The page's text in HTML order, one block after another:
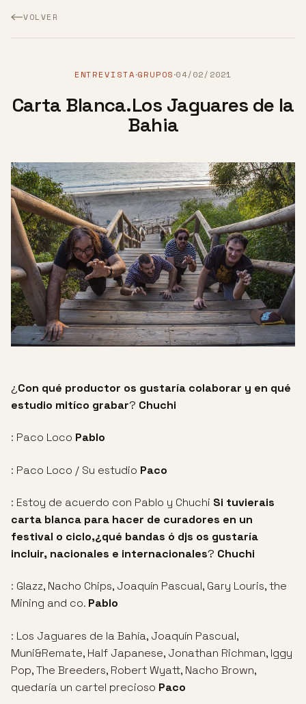
VOLVER
ENTREVISTA·GRUPOS·04/02/2021
Carta Blanca.Los Jaguares de la
Bahia
¿Con qué productor os gustaría colaborar y en qué
estudio mitíco grabar? Chuchi
: Paco Loco Pablo
: Paco Loco / Su estudio Paco
: Estoy de acuerdo con Pablo y Chuchi Si tuvierais
carta blanca para hacer de curadores en un
festival o ciclo,¿qué bandas ó djs os gustaría
incluir, nacionales e internacionales? Chuchi
: Glazz, Nacho Chips, Joaquín Pascual, Gary Louris, the
Mining and co. Pablo
: Los Jaguares de la Bahía, Joaquín Pascual,
Muni&Remate, Half Japanese, Jonathan Richman, Iggy
Pop, The Breeders, Robert Wyatt, Nacho Brown,
quedaría un cartel precioso Paco